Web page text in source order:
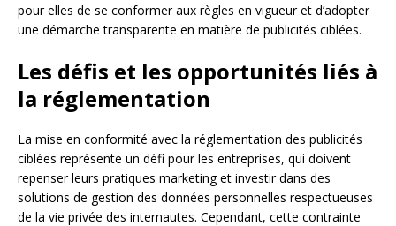
pour elles de se conformer aux règles en vigueur et d’adopter
une démarche transparente en matière de publicités ciblées.
Les défis et les opportunités liés à
la réglementation
La mise en conformité avec la réglementation des publicités
ciblées représente un défi pour les entreprises, qui doivent
repenser leurs pratiques marketing et investir dans des
solutions de gestion des données personnelles respectueuses
de la vie privée des internautes. Cependant, cette contrainte